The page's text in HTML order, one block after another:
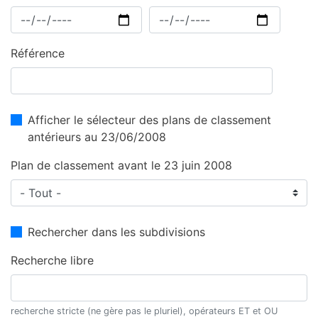
Référence
Afficher le sélecteur des plans de classement
antérieurs au 23/06/2008
Plan de classement avant le 23 juin 2008
Rechercher dans les subdivisions
Recherche libre
recherche stricte (ne gère pas le pluriel), opérateurs ET et OU